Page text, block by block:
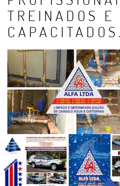
TREINADOS E
CAPACITADOS.